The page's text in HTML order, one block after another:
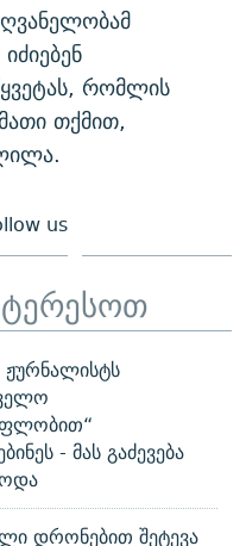
რომლის
თქმით,
us
- მას გაძევება
დრონებით შეტევა